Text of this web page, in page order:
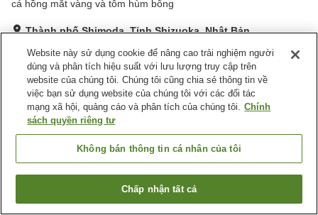
cá hồng mắt vàng và tôm hùm bông
Thành phố Shimoda, Tỉnh Shizuoka, Nhật Bản
Tuyệt vời Đánh giá:231 lượt
Tiện nghi chỗ nghỉ
Phòng ăn riêng
Shimoda Onsen Kurofune HotelTìm phòng trống
Website này sử dụng cookie để nâng cao trải nghiệm người
dùng và phân tích hiệu suất với lưu lượng truy cập trên
website của chúng tôi. Chúng tôi cũng chia sẻ thông tin về
việc bạn sử dụng website của chúng tôi với các đối tác
mạng xã hội, quảng cáo và phân tích của chúng tôi. Chính
sách quyền riêng tư
Không bán thông tin cá nhân của tôi
Chấp nhận tất cả